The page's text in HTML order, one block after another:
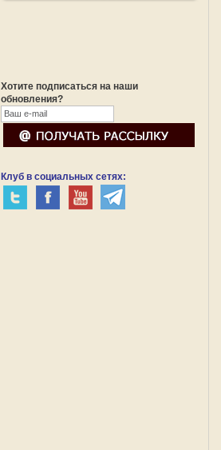
Хотите подписаться на наши
обновления?
Клуб в социальных сетях: